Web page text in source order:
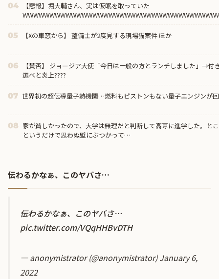
04
【悲報】堀大輔さん、実は仮眠を取っていた
05 【Xの車窓から】 整備士が2度見する現場猫案件 ほか
06
【賛否】 ジョージア大使「今日は一般の方とランチしました」→付
選べと炎上????
07 世界初の超伝導量子熱機関…燃料もピストンもない量子エンジンが
08 家が貧しかったので、大学は無理だと判断して高専に進学した。と
というだけで思わぬ壁にぶつかって…
伝わるかなぁ、このヤバさ…
伝わるかなぁ、このヤバさ…
pic.twitter.com/VQqHHBvDTH
— anonymistrator (@anonymistrator)January 6,
2022